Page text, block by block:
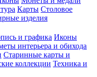
Карты Столовое
изделия
и графика Иконы
интерьера и обихода
Старинные карты и
коллекции Техника и